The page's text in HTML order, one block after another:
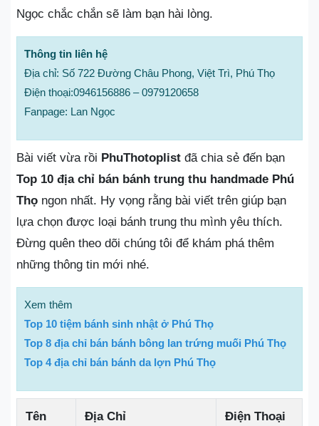
Ngọc chắc chắn sẽ làm bạn hài lòng.
Thông tin liên hệ
Địa chỉ: Số 722 Đường Châu Phong, Việt Trì, Phú Thọ
Điện thoại:0946156886 – 0979120658
Fanpage: Lan Ngọc
Bài viết vừa rồi PhuThotoplist đã chia sẻ đến bạn
Top 10 địa chỉ bán bánh trung thu handmade Phú
Thọ ngon nhất. Hy vọng rằng bài viết trên giúp bạn
lựa chọn được loại bánh trung thu mình yêu thích.
Đừng quên theo dõi chúng tôi để khám phá thêm
những thông tin mới nhé.
Xem thêm
Top 10 tiệm bánh sinh nhật ở Phú Thọ
Top 8 địa chỉ bán bánh bông lan trứng muối Phú Thọ
Top 4 địa chỉ bán bánh da lợn Phú Thọ
Tên
Địa Chỉ Điện Thoại